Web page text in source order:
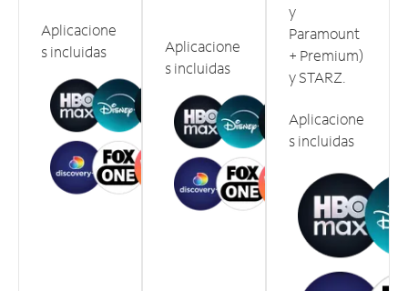
Aplicacione
s incluidas
Aplicacione
s incluidas
y
Paramount
+ Premium)
y STARZ.
Aplicacione
s incluidas